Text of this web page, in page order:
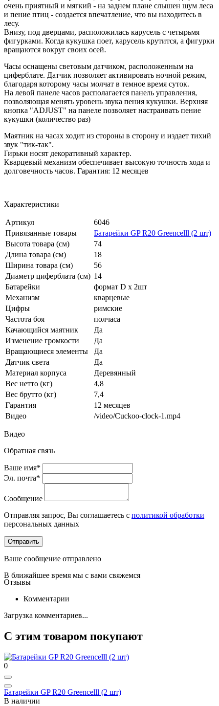
очень приятный и мягкий - на заднем плане слышен шум леса
и пение птиц - создается впечатление, что вы находитесь в
лесу.
Внизу, под дверцами, расположилась карусель с четырьмя
фигурками. Когда кукушка поет, карусель крутится, а фигурки
вращаются вокруг своих осей.
Часы оснащены световым датчиком, расположенным на
циферблате. Датчик позволяет активировать ночной режим,
благодаря которому часы молчат в темное время суток.
На левой панеле часов располагается панель управления,
позволяющая менять уровень звука пения кукушки. Верхняя
кнопка "ADJUST" на панеле позволяет настраивать пение
кукушки (количество раз)
Маятник на часах ходит из стороны в сторону и издает тихий
звук "тик-так".
Гирьки носят декоративный характер.
Кварцевый механизм обеспечивает высокую точность хода и
долговечность часов. Гарантия: 12 месяцев
Характеристики
Артикул
6046
Привязанные товары
Батарейки GP R20 Greencelll (2 шт)
Высота товара (см)
74
Длина товара (см)
18
Ширина товара (см)
56
Диаметр циферблата (см) 14
Батарейки
формат D х 2шт
Механизм
кварцевые
Цифры
римские
Частота боя
полчаса
Качающийся маятник
Да
Изменение громкости
Да
Вращающиеся элементы
Да
Датчик света
Да
Материал корпуса
Деревянный
Вес нетто (кг)
4,8
Вес брутто (кг)
7,4
Гарантия
12 месяцев
Видео
/video/Cuckoo-clock-1.mp4
Видео
Обратная связь
Ваше имя*
Эл. почта*
Сообщение
Отправляя запрос, Вы соглашаетесь с политикой обработки
персональных данных
Отправить
Ваше сообщение отправлено
В ближайшее время мы с вами свяжемся
Отзывы
Комментарии
Загрузка комментариев...
С этим товаром покупают
0
Батарейки GP R20 Greencelll (2 шт)
В наличии